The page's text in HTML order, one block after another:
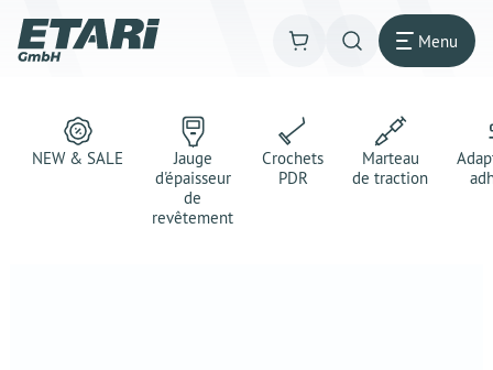
Menu
NEW & SALE
Jauge
d'épaisseur
de
revêtement
Crochets
PDR
Marteau
de traction